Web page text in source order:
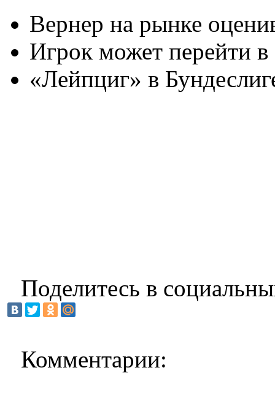
Вернер на рынке
Игрок может перейти
«Лейпциг» в
Поделитесь в
Комментарии: